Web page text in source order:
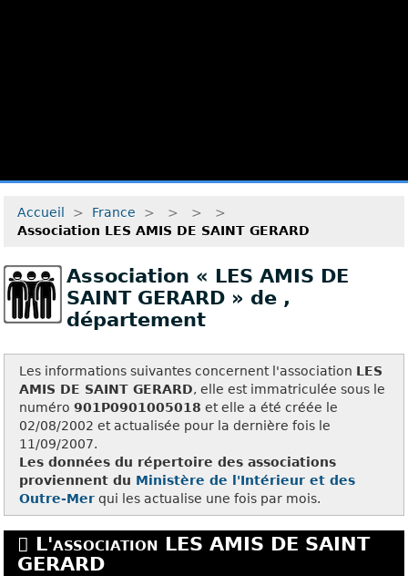
Accueil > France > > >
>
Association LES AMIS DE SAINT GERARD
Association « LES AMIS DE
SAINT GERARD » de ,
département
Les informations suivantes concernent l'association LES
AMIS DE SAINT GERARD, elle est immatriculée sous le
numéro901P0901005018 et elle a été créée le
02/08/2002 et actualisée pour la dernière fois le
11/09/2007.
Les données du répertoire des associations
proviennent du Ministère de l'Intérieur et des
Outre-Mer qui les actualise une fois par mois.
L'association LES AMIS DE SAINT
GERARD